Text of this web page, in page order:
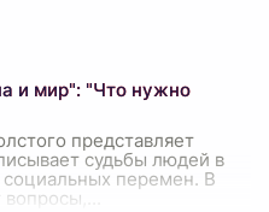
и мир": "Что нужно
представляет
судьбы людей в
социальных перемен. В